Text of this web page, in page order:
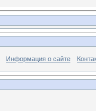
Информация о сайте